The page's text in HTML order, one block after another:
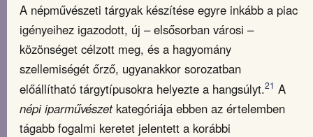
A népművészeti tárgyak készítése egyre inkább a piac
igényeihez igazodott, új – elsősorban városi –
közönséget célzott meg, és a hagyomány
szellemiségét őrző, ugyanakkor sorozatban
előállítható tárgytípusokra helyezte a hangsúlyt.21 A
népi iparművészetkategóriája ebben az értelemben
tágabb fogalmi keretet jelentett a korábbi